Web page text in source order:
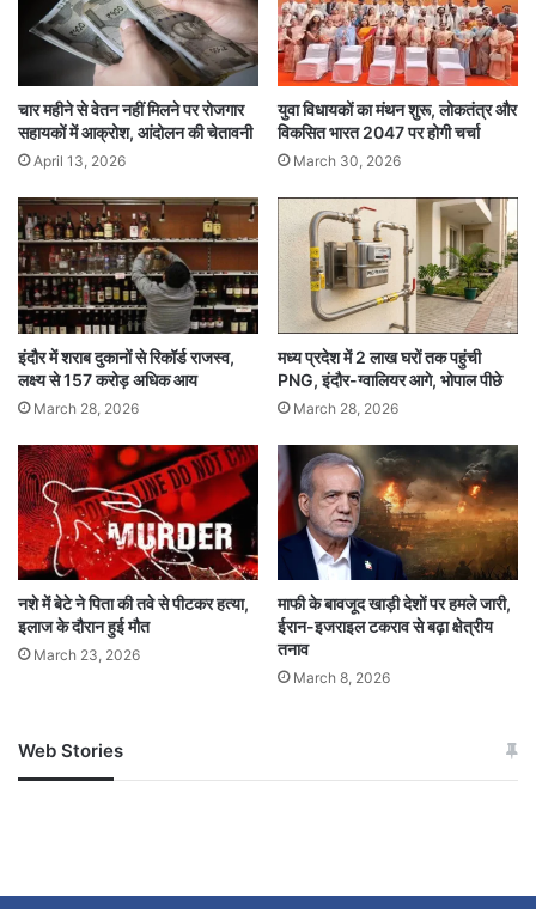
इस आदेश की जानकारी महिला एवं बाल विकास विभाग,
सामाजिक न्याय विभाग और किशोर न्याय समिति को भी भेजी
जाएगी। अदालत के इस फैसले को न्याय के साथ मानवीय
मूल्यों को जोड़ने वाला कदम माना जा रहा है।
High Court takes humanitarian stance on delay
in appeal
suggests lawyer to serve in blind home
चार महीने से वेतन नहीं मिलने पर रोजगार
सहायकों में आक्रोश, आंदोलन की चेतावनी
April 13, 2026
युवा विधायकों का मंथन शुरू, लोकतंत्र और
विकसित भारत 2047 पर होगी चर्चा
March 30, 2026
इंदौर में शराब दुकानों से रिकॉर्ड राजस्व,
लक्ष्य से 157 करोड़ अधिक आय
March 28, 2026
मध्य प्रदेश में 2 लाख घरों तक पहुंची
PNG, इंदौर-ग्वालियर आगे, भोपाल पीछे
March 28, 2026
नशे में बेटे ने पिता की तवे से पीटकर हत्या,
इलाज के दौरान हुई मौत
March 23, 2026
माफी के बावजूद खाड़ी देशों पर हमले जारी,
ईरान-इजराइल टकराव से बढ़ा क्षेत्रीय
तनाव
March 8, 2026
Web Stories
जम्मू-कश्मीर में बारिश से
अपडेट
खाई में धक्का… आरोपियों ने